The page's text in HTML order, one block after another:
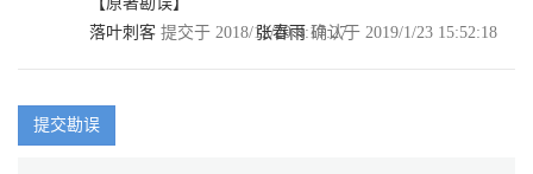
落叶刺客 提交于 2018/12/29 4:17:27
张春雨确认于 2019/1/23 15:52:18
提交勘误